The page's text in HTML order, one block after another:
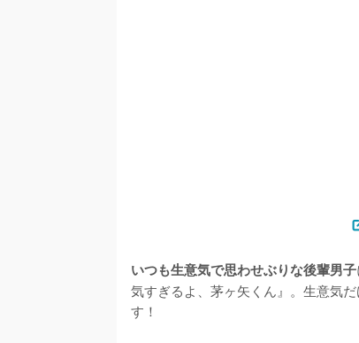
いつも生意気で思わせぶりな後輩男子
気すぎるよ、茅ヶ矢くん』。生意気
す！